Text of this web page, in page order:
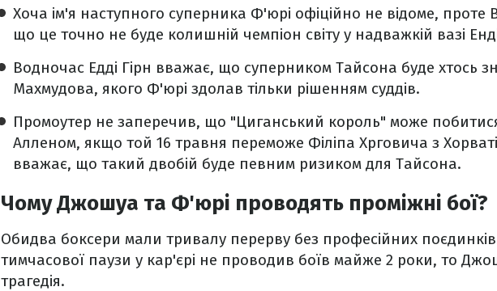
Хоча ім'я наступного суперника Ф'юрі офіційно не відоме,
що це точно не буде колишній чемпіон світу у надважкій вазі
Водночас Едді Гірн вважає, що суперником Тайсона буде хтось
Махмудова, якого Ф'юрі здолав тільки рішенням суддів.
Промоутер не заперечив, що "Циганський король" може
Алленом, якщо той 16 травня переможе Філіпа Хрговича з
вважає, що такий двобій буде певним ризиком для Тайсона.
Чому Джошуа та Ф'юрі проводять проміжні бої?
Обидва боксери мали тривалу перерву без професійних
тимчасової паузи у кар'єрі не проводив боїв майже 2 роки, то
трагедія.